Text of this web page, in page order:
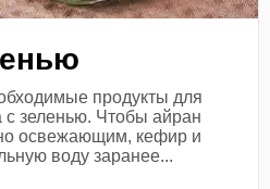
продукты для
с зеленью. Чтобы айран
освежающим, кефир и
воду заранее...